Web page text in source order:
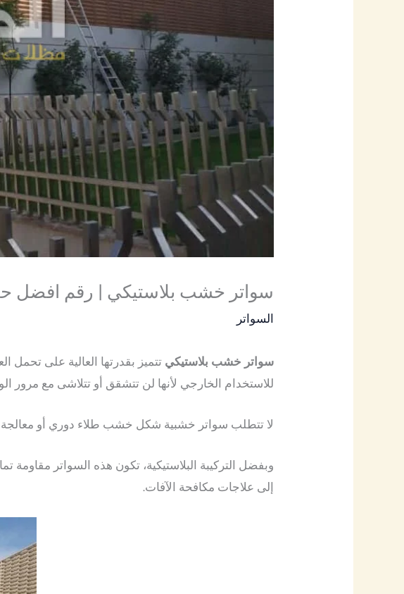
سواتر خشب بلاستيكي | رقم افضل
السواتر
سواتر خشب بلاستيكي تتميز بقدرتها العالية على تحمل
للاستخدام الخارجي لأنها لن تتشقق أو تتلاشى مع مرور
لا تتطلب سواتر خشبية شكل خشب طلاء دوري أو
وبفضل التركيبة البلاستيكية، تكون هذه السواتر
إلى علاجات مكافحة الآفات.